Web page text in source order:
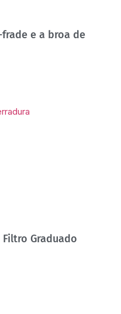
frade e a broa de
Filtro Graduado